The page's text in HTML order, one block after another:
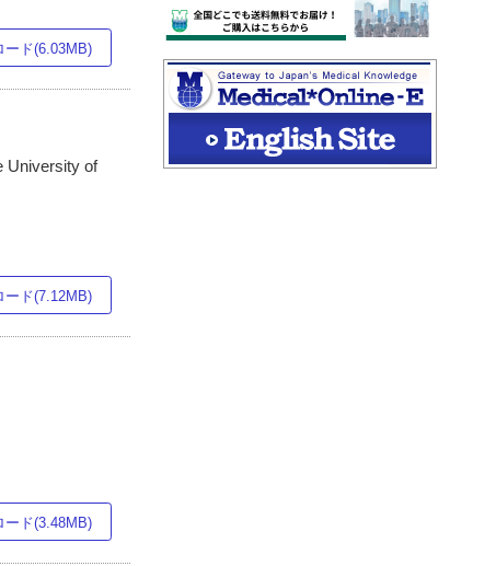
ード(6.03MB)
University of
ード(7.12MB)
ード(3.48MB)